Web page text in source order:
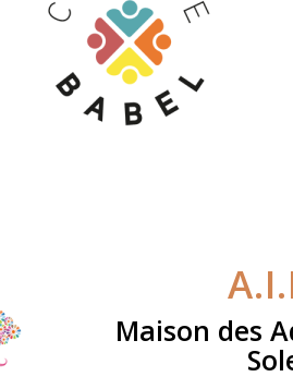
Maison des